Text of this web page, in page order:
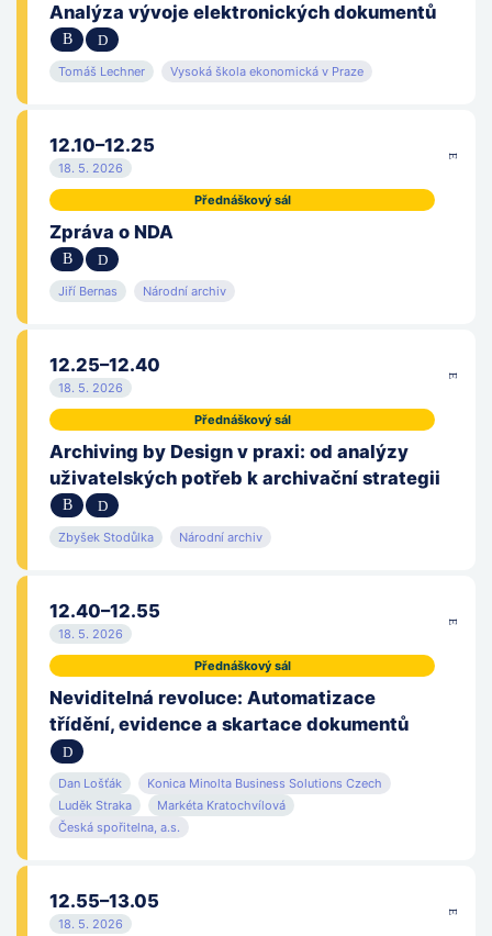
Analýza vývoje elektronických dokumentů
Tomáš Lechner Vysoká škola ekonomická v Praze
12.10–12.25
18. 5. 2026
Přednáškový sál
Zpráva o NDA
Jiří Bernas Národní archiv
12.25–12.40
18. 5. 2026
Přednáškový sál
Archiving by Design v praxi: od analýzy
uživatelských potřeb k archivační strategii
Zbyšek Stodůlka Národní archiv
12.40–12.55
18. 5. 2026
Přednáškový sál
Neviditelná revoluce: Automatizace
třídění, evidence a skartace dokumentů
Dan Lošťák
Konica Minolta Business Solutions Czech
Luděk Straka
Markéta Kratochvílová
Česká spořitelna, a.s.
12.55–13.05
18. 5. 2026